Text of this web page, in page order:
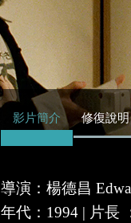
影片簡介 修復說明
導演：楊德昌
年代：1994 | 片長